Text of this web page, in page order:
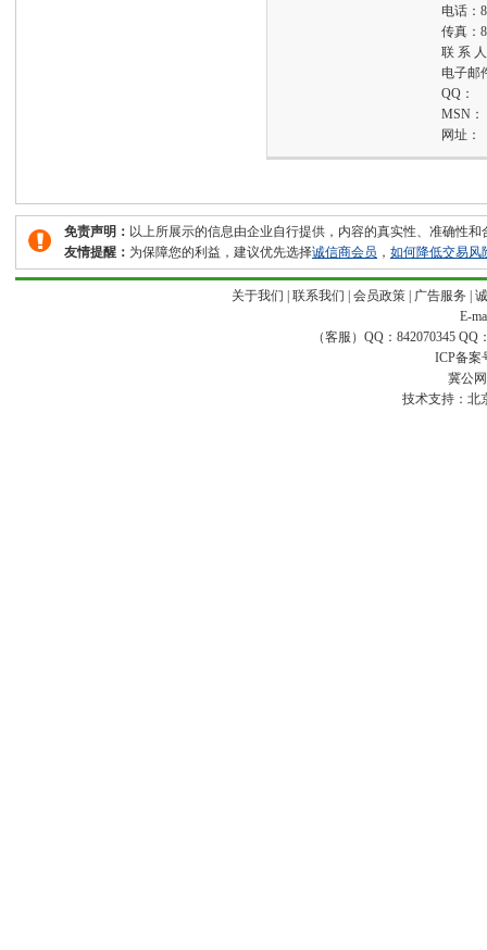
电话：
传真：
联 系
电子邮
QQ：
MSN：
网址：
免责声明： 以上所展示的信息由企业自行提供，内容的真实性、准确性
友情提醒： 为保障您的利益，建议优先选择诚信商会员 ， 如何降低交易风
关于我们 联系我们 会员政策| 广告服务
E-
（客服）QQ：842070345 QQ
ICP备案
冀公
技术支持： 北